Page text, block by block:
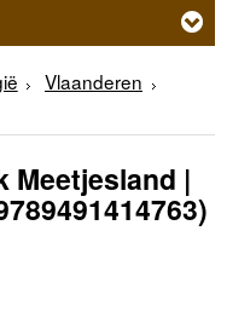
Vlaanderen
Meetjesland |